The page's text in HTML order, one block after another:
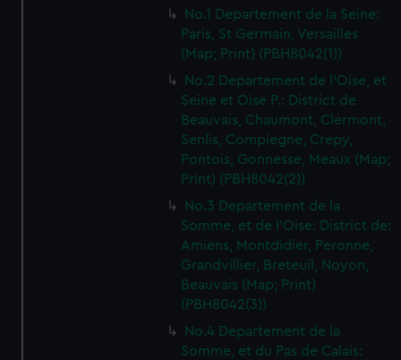
No.1 Departement de la Seine:
Paris, St Germain, Versailles
(Map; Print) (PBH8042(1))
No.2 Departement de l'Oise, et
Seine et Oise P.: District de
Beauvais, Chaumont, Clermont,
Senlis, Compiegne, Crepy,
Pontois, Gonnesse, Meaux (Map;
Print) (PBH8042(2))
No.3 Departement de la
Somme, et de l'Oise: District de:
Amiens, Montdidier, Peronne,
Grandvillier, Breteuil, Noyon,
Beauvais (Map; Print)
(PBH8042(3))
No.4 Departement de la
Somme, et du Pas de Calais: